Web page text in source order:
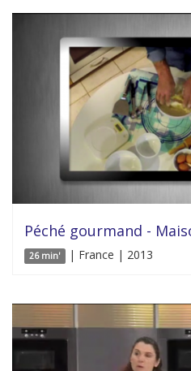
Péché gourmand -
26 min' | France | 2013